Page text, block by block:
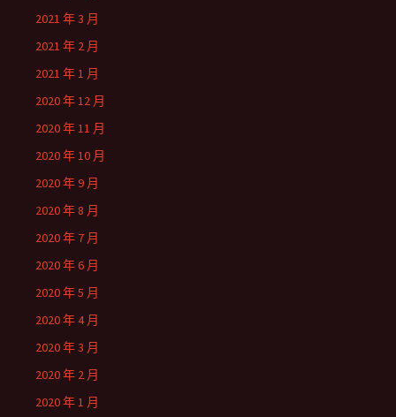
2021 年 3 月
2021 年 2 月
2021 年 1 月
2020 年 12 月
2020 年 11 月
2020 年 10 月
2020 年 9 月
2020 年 8 月
2020 年 7 月
2020 年 6 月
2020 年 5 月
2020 年 4 月
2020 年 3 月
2020 年 2 月
2020 年 1 月